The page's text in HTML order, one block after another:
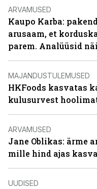
ARVAMUSED
Kaupo Karba:
arusaam, et
parem. Analüüsid
MAJANDUSTULEMUSED
HKFoods kasvatas
kulusurvest
ARVAMUSED
Jane Oblikas: ärme
mille hind ajas
UUDISED